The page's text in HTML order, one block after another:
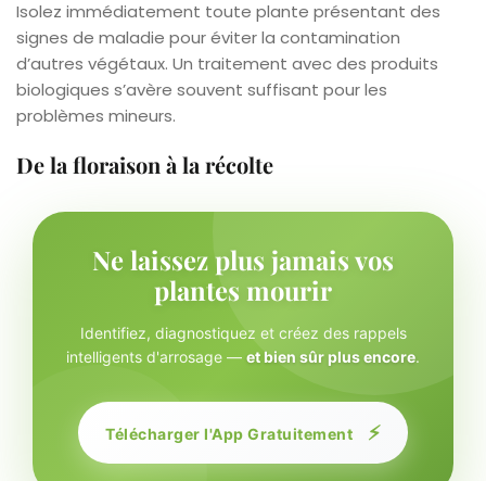
Isolez immédiatement toute plante présentant des
signes de maladie pour éviter la contamination
d’autres végétaux. Un traitement avec des produits
biologiques s’avère souvent suffisant pour les
problèmes mineurs.
De la floraison à la récolte
Ne laissez plus jamais vos
plantes mourir
Identifiez, diagnostiquez et créez des rappels
intelligents d'arrosage — et bien sûr plus encore.
Télécharger l'App Gratuitement ⚡